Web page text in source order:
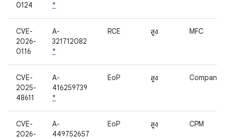
0124
*
CVE-
2026-
0116
A-
321712082
*
RCE สูง MFC
CVE-
2025-
48611
A-
416259739
*
EoP สูง
CVE-
2026-
A-
449752657
EoP สูง CPM